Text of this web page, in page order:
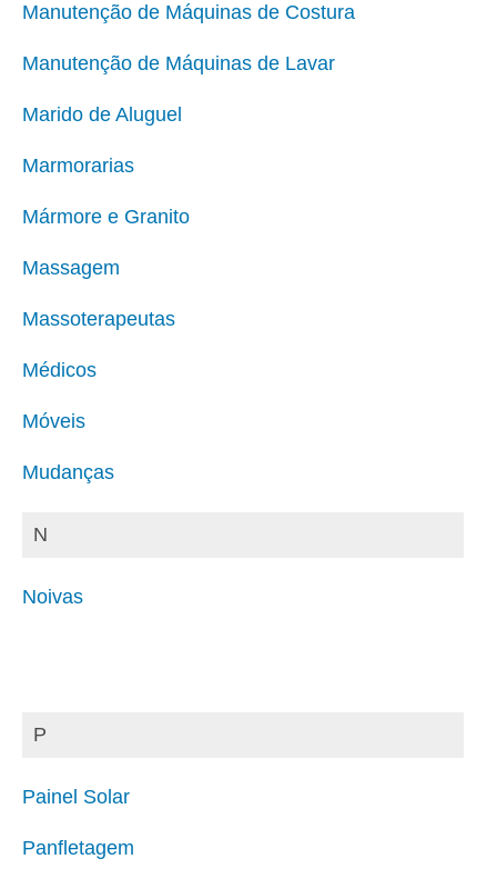
Manutenção de Máquinas de Costura
Manutenção de Máquinas de Lavar
Marido de Aluguel
Marmorarias
Mármore e Granito
Massagem
Massoterapeutas
Médicos
Móveis
Mudanças
N
Noivas
P
Painel Solar
Panfletagem